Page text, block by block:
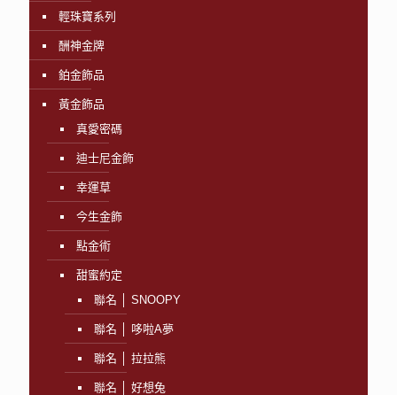
輕珠寶系列
酬神金牌
鉑金飾品
黃金飾品
真愛密碼
迪士尼金飾
幸運草
今生金飾
點金術
甜蜜約定
聯名 │ SNOOPY
聯名 │ 哆啦A夢
聯名 │ 拉拉熊
聯名 │ 好想兔